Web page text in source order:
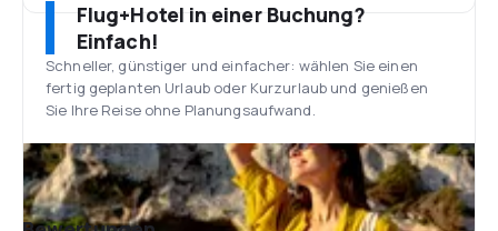
Flug+Hotel in einer Buchung?
Einfach!
Schneller, günstiger und einfacher: wählen Sie einen
fertig geplanten Urlaub oder Kurzurlaub und genießen
Sie Ihre Reise ohne Planungsaufwand.